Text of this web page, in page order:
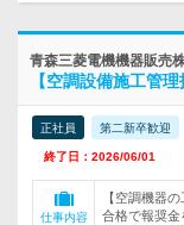
青森三菱電機機器販売
【空調設備施工管
正社員 第二新卒歓迎
終了日：2026/06/01
仕事内容
【空調機器
合格で報奨